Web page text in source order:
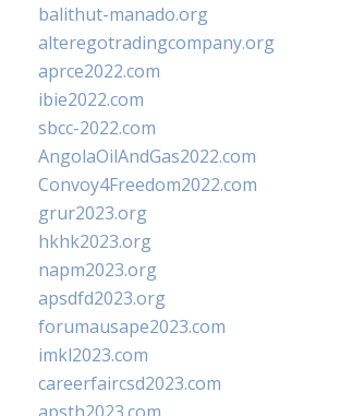
balithut-manado.org
alteregotradingcompany.org
aprce2022.com
ibie2022.com
sbcc-2022.com
AngolaOilAndGas2022.com
Convoy4Freedom2022.com
grur2023.org
hkhk2023.org
napm2023.org
apsdfd2023.org
forumausape2023.com
imkl2023.com
careerfaircsd2023.com